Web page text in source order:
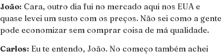
João: Cara, outro dia fui no mercado aqui nos EUA e
quase levei um susto com os preços. Não sei como a gente
pode economizar sem comprar coisa de má qualidade.
Carlos: Eu te entendo, João. No começo também achei